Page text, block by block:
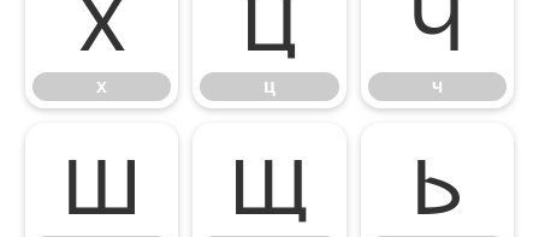
х ц ч
ш щ ь